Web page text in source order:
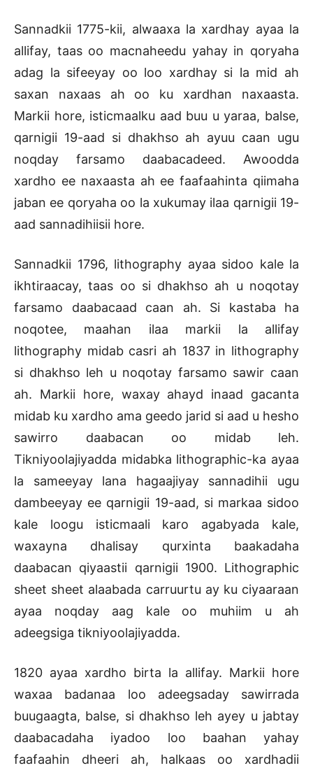
Sannadkii 1775-kii, alwaaxa la xardhay ayaa la
allifay, taas oo macnaheedu yahay in qoryaha
adag la sifeeyay oo loo xardhay si la mid ah
saxan naxaas ah oo ku xardhan naxaasta.
Markii hore, isticmaalku aad buu u yaraa, balse,
qarnigii 19-aad si dhakhso ah ayuu caan ugu
noqday farsamo daabacadeed. Awoodda
xardho ee naxaasta ah ee faafaahinta qiimaha
jaban ee qoryaha oo la xukumay ilaa qarnigii 19-
aad sannadihiisii hore.
Sannadkii 1796, lithography ayaa sidoo kale la
ikhtiraacay, taas oo si dhakhso ah u noqotay
farsamo daabacaad caan ah. Si kastaba ha
noqotee, maahan ilaa markii la allifay
lithography midab casri ah 1837 in lithography
si dhakhso leh u noqotay farsamo sawir caan
ah. Markii hore, waxay ahayd inaad gacanta
midab ku xardho ama geedo jarid si aad u hesho
sawirro daabacan oo midab leh.
Tikniyoolajiyadda midabka lithographic-ka ayaa
la sameeyay lana hagaajiyay sannadihii ugu
dambeeyay ee qarnigii 19-aad, si markaa sidoo
kale loogu isticmaali karo agabyada kale,
waxayna dhalisay qurxinta baakadaha
daabacan qiyaastii qarnigii 1900. Lithographic
sheet sheet alaabada carruurtu ay ku ciyaaraan
ayaa noqday aag kale oo muhiim u ah
adeegsiga tikniyoolajiyadda.
1820 ayaa xardho birta la allifay. Markii hore
waxaa badanaa loo adeegsaday sawirrada
buugaagta, balse, si dhakhso leh ayey u jabtay
daabacadaha iyadoo loo baahan yahay
faafaahin dheeri ah, halkaas oo xardhadii